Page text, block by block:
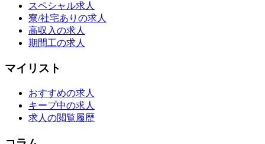
スペシャル求人
寮/社宅ありの求人
高収入の求人
期間工の求人
マイリスト
おすすめの求人
キープ中の求人
求人の閲覧履歴